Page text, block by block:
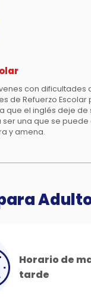
con dificultades
de Refuerzo Escolar
que el inglés deje de
ser una que se
y amena.
Horario de
tarde